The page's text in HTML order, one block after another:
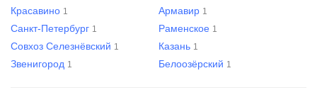
Красавино 1 Армавир 1
Санкт-Петербург 1 Раменское 1
Совхоз Селезнёвский 1 Казань 1
Звенигород 1 Белоозёрский 1